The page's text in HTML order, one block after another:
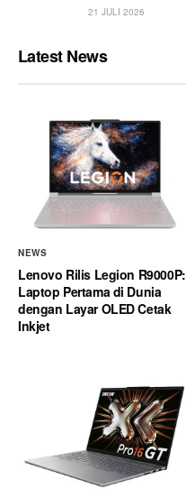
21 JULI 2026
Latest News
NEWS
Lenovo Rilis Legion R9000P:
Laptop Pertama di Dunia
dengan Layar OLED Cetak
Inkjet